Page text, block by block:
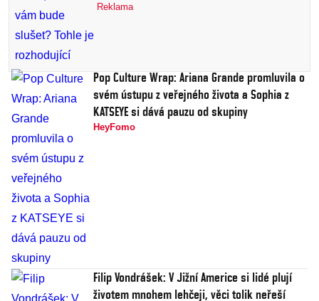
Reklama
Pop Culture Wrap: Ariana Grande promluvila o
svém ústupu z veřejného života a Sophia z
KATSEYE si dává pauzu od skupiny
HeyFomo
Filip Vondrášek: V Jižní Americe si lidé plují
životem mnohem lehčeji, věci tolik neřeší